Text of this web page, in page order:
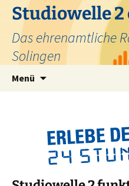
Zum
Inhalt
springen
Studiowelle 2
Das ehrenamtliche
Solingen
Menü